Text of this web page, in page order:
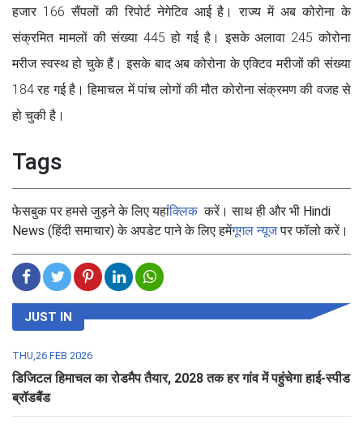
हजार 166 सैंपलों की रिपोर्ट नेगेटिव आई है। राज्य में अब कोरोना के
संक्रमित मामलों की संख्या 445 हो गई है। इसके अलावा 245 कोरोना
मरीज स्वस्थ हो चुके हैं। इसके बाद अब कोरोना के एक्टिव मरीजों की संख्या
184 रह गई है। हिमाचल में पांच लोगों की मौत कोरोना संक्रमण की वजह से
हो चुकी है।
Tags
फेसबुक पर हमसे जुड़ने के लिए यहांक्लिककरें। साथ ही और भी Hindi
News (हिंदी समाचार) के अपडेट पाने के लिए हमेंगूगल न्यूजपर फॉलो करें।
JUST IN
THU,26 FEB 2026
डिजिटल हिमाचल का रोडमैप तैयार, 2028 तक हर गांव में पहुंचेगा हाई-स्पीड
ब्रॉडबैंड